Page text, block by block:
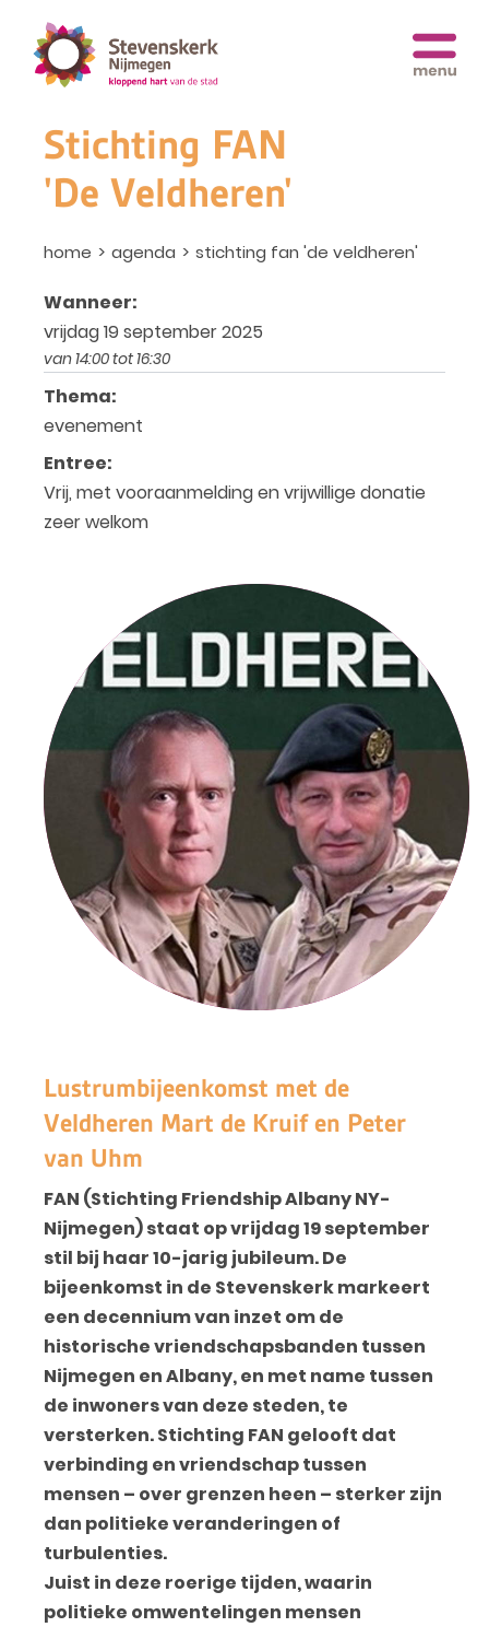
Stichting FAN
'De Veldheren'
home agenda stichting fan 'de veldheren'
Wanneer:
vrijdag 19 september 2025
van 14:00 tot 16:30
Thema:
evenement
Entree:
Vrij, met vooraanmelding en vrijwillige donatie
zeer welkom
Lustrumbijeenkomst met de
Veldheren Mart de Kruif en Peter
van Uhm
FAN (Stichting Friendship Albany NY-
Nijmegen) staat op vrijdag 19 september
stil bij haar 10-jarig jubileum. De
bijeenkomst in de Stevenskerk markeert
een decennium van inzet om de
historische vriendschapsbanden tussen
Nijmegen en Albany, en met name tussen
de inwoners van deze steden, te
versterken. Stichting FAN gelooft dat
verbinding en vriendschap tussen
mensen – over grenzen heen – sterker zijn
dan politieke veranderingen of
turbulenties.
Juist in deze roerige tijden, waarin
politieke omwentelingen mensen